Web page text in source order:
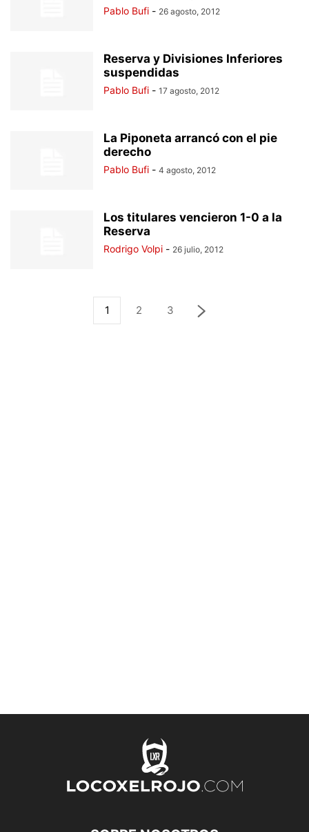
Pablo Bufi - 26 agosto, 2012
Reserva y Divisiones Inferiores
suspendidas
Pablo Bufi - 17 agosto, 2012
La Piponeta arrancó con el pie
derecho
Pablo Bufi - 4 agosto, 2012
Los titulares vencieron 1-0 a la
Reserva
Rodrigo Volpi - 26 julio, 2012
1 2 3